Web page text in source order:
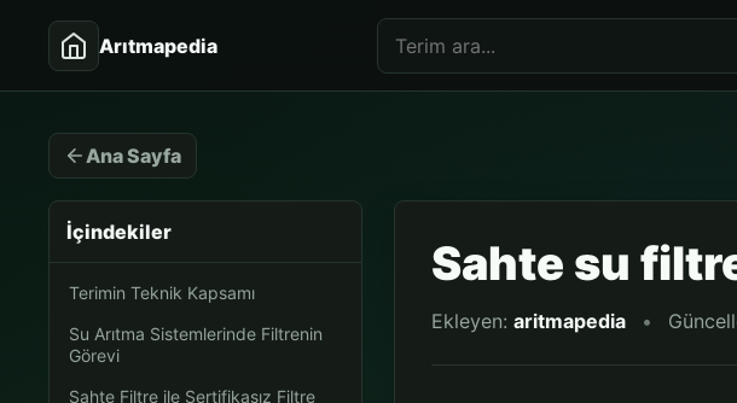
Arıtmapedia
Ana Sayfa
İçindekiler
Terimin Teknik Kapsamı
Su Arıtma Sistemlerinde Filtrenin
Görevi
Sahte Filtre ile Sertifikasız Filtre
Sahte su
Ekleyen:aritmapedia •